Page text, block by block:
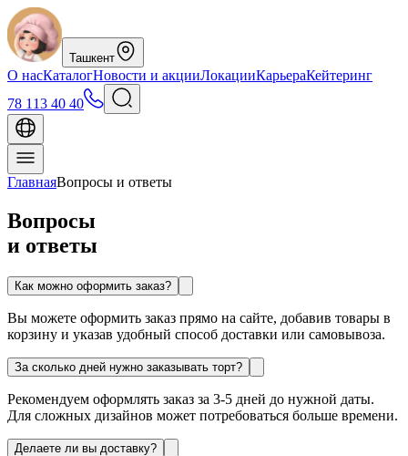
Ташкент
О насКаталогНовости и акцииЛокацииКарьераКейтеринг
78 113 40 40
ГлавнаяВопросы и ответы
Вопросы
и ответы
Как можно оформить заказ?
Вы можете оформить заказ прямо на сайте, добавив товары в
корзину и указав удобный способ доставки или самовывоза.
За сколько дней нужно заказывать торт?
Рекомендуем оформлять заказ за 3-5 дней до нужной даты.
Для сложных дизайнов может потребоваться больше времени.
Делаете ли вы доставку?